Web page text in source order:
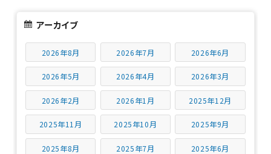
アーカイブ
2026年8月 2026年7月 2026年6月
2026年5月 2026年4月 2026年3月
2026年2月 2026年1月 2025年12月
2025年11月 2025年10月 2025年9月
2025年8月 2025年7月 2025年6月